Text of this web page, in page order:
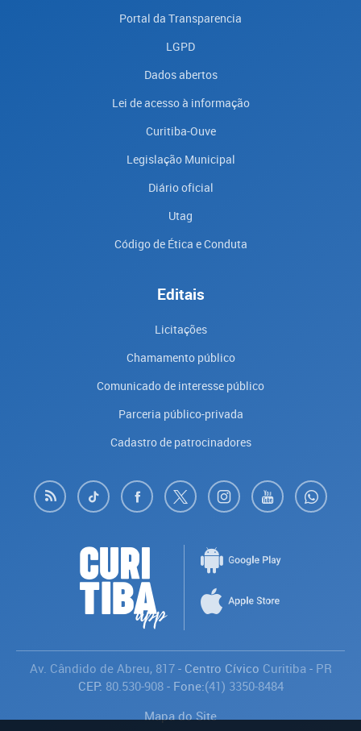
Portal da Transparencia
LGPD
Dados abertos
Lei de acesso à informação
Curitiba-Ouve
Legislação Municipal
Diário oficial
Utag
Código de Ética e Conduta
Editais
Licitações
Chamamento público
Comunicado de interesse público
Parceria público-privada
Cadastro de patrocinadores
Av. Cândido de Abreu, 817- Centro Cívico Curitiba- PR
CEP: 80.530-908- Fone:(41) 3350-8484
Mapa do Site